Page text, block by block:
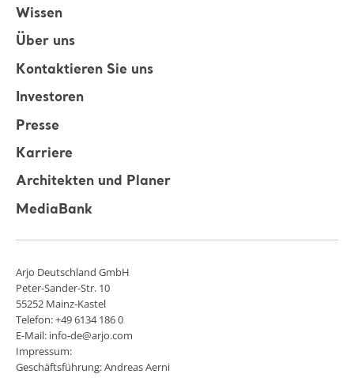
Wissen
Über uns
Kontaktieren Sie uns
Investoren
Presse
Karriere
Architekten und Planer
MediaBank
Arjo Deutschland GmbH
Peter-Sander-Str. 10
55252 Mainz-Kastel
Telefon: +49 6134 186 0
E-Mail: info-de@arjo.com
Impressum:
Geschäftsführung: Andreas Aerni